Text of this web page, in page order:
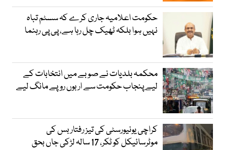
حکومت اعلامیہ جاری کرے کہ سسٹم تباہ
نہیں ہوا بلکہ ٹھیک چل رہا ہے، پی پی رہنما
محکمہ بلدیات نے صوبے میں انتخابات کے
لیے پنجاب حکومت سے اربوں روپے مانگ لیے
کراچی یونیورسٹی کی تیز رفتار بس کی
موٹرسائیکل کو ٹکر، 17 سالہ لڑکی جاں بحق